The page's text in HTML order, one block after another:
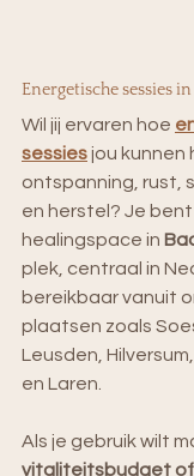
Energetische sessies
Wil jij ervaren hoe
sessies jou kunnen
ontspanning, rust,
en herstel? Je bent
healingspace in
plek, centraal in
bereikbaar vanuit
plaatsen zoals
Leusden,
en Laren.
Als je gebruik wilt
vitaliteitsbudget of